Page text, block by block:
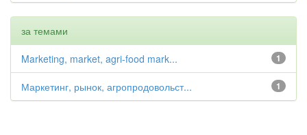
за темами
1
Marketing, market, agri-food mark...
1
Маркетинг, рынок, агропродовольст...